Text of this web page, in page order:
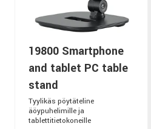
19800 Smartphone
and tablet PC table
stand
Tyylikäs pöytäteline
äöypuhelimille ja
tablettitietokoneille